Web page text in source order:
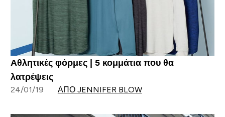
Αθλητικές φόρμες | 5 κομμάτια που θα
λατρέψεις
24/01/19 ΑΠΌ JENNIFER BLOW